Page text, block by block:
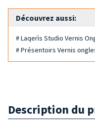
Découvrez aussi:
# Laqerìs Studio Vernis
# Présentoirs Vernis
Description du